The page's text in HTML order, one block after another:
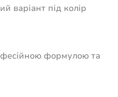
варіант під колір
формулою та